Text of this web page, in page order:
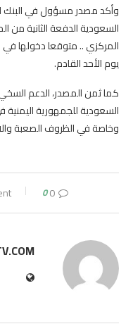
وأكد مصدر مسؤول في البنك
السعودية الدفعة الثانية من
المركزي .. متوقعا دخولها في
يوم الأحد القادم.
كما ثمن المصدر، الدعم
السعودية للجمهورية
وخاصة في الظروف الصعبة
0 comment
0